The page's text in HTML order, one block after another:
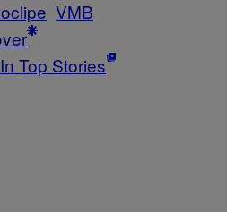
VMB
Top Stories